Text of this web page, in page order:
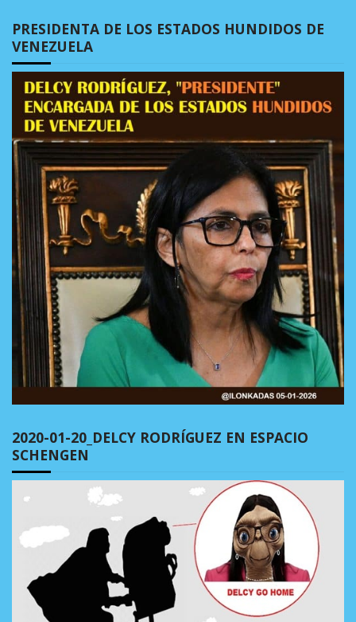
PRESIDENTA DE LOS ESTADOS HUNDIDOS DE
VENEZUELA
2020-01-20_DELCY RODRÍGUEZ EN ESPACIO
SCHENGEN